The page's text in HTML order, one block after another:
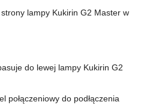
lampy Kukirin G2 Master w
do lewej lampy Kukirin G2
połączeniowy do podłączenia